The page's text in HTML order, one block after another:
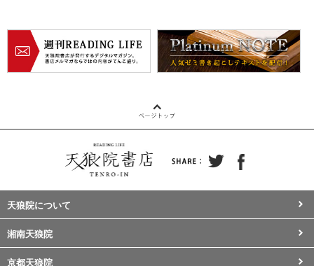
天狼院について
湘南天狼院
京都天狼院